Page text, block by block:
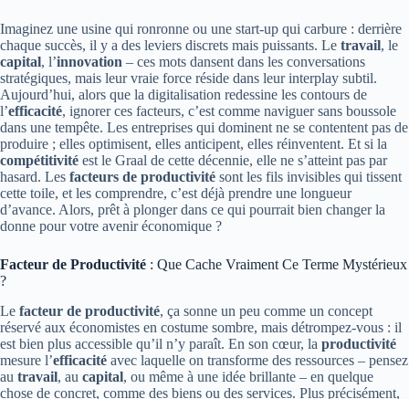
Imaginez une usine qui ronronne ou une start-up qui carbure : derrière
chaque succès, il y a des leviers discrets mais puissants. Le travail, le
capital, l’innovation – ces mots dansent dans les conversations
stratégiques, mais leur vraie force réside dans leur interplay subtil.
Aujourd’hui, alors que la digitalisation redessine les contours de
l’efficacité, ignorer ces facteurs, c’est comme naviguer sans boussole
dans une tempête. Les entreprises qui dominent ne se contentent pas de
produire ; elles optimisent, elles anticipent, elles réinventent. Et si la
compétitivité est le Graal de cette décennie, elle ne s’atteint pas par
hasard. Les facteurs de productivité sont les fils invisibles qui tissent
cette toile, et les comprendre, c’est déjà prendre une longueur
d’avance. Alors, prêt à plonger dans ce qui pourrait bien changer la
donne pour votre avenir économique ?
Facteur de Productivité : Que Cache Vraiment Ce Terme Mystérieux
?
Le facteur de productivité, ça sonne un peu comme un concept
réservé aux économistes en costume sombre, mais détrompez-vous : il
est bien plus accessible qu’il n’y paraît. En son cœur, la productivité
mesure l’efficacité avec laquelle on transforme des ressources – pensez
au travail, au capital, ou même à une idée brillante – en quelque
chose de concret, comme des biens ou des services. Plus précisément,